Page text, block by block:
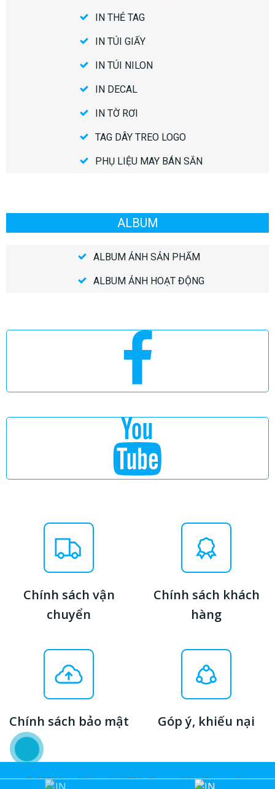
IN THẺ TAG
IN TÚI GIẤY
IN TÚI NILON
IN DECAL
IN TỜ RƠI
TAG DÂY TREO LOGO
PHỤ LIỆU MAY BÁN SẴN
ALBUM
ALBUM ẢNH SẢN PHẨM
ALBUM ẢNH HOẠT ĐỘNG
Chính sách vận
chuyển
Chính sách khách
hàng
Chính sách bảo mật Góp ý, khiếu nại
© 2026 In nhãn mác ACCA. Created for free using